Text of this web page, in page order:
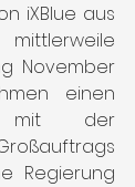
iXBlue aus
November
einen
mit der
Regierung